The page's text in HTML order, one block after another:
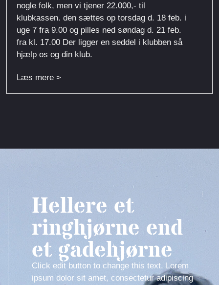
nogle folk, men vi tjener 22.000,- til
klubkassen. den sættes op torsdag d. 18 feb. i
uge 7 fra 9.00 og pilles ned søndag d. 21 feb.
fra kl. 17.00 Der ligger en seddel i klubben så
hjælp os og din klub.
Læs mere >
Hellere et
ringhjørne end
et gadehjørne
Click edit button to change this text. Lorem
ipsum dolor sit amet, consectetur adipiscing